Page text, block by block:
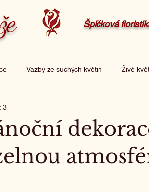
Špičková
Vazby ze suchých květin Živé
3